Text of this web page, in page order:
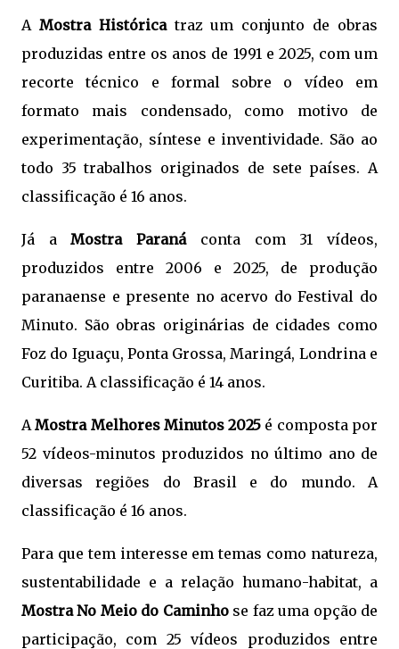
A Mostra Históricatraz um conjunto de obras
produzidas entre os anos de 1991 e 2025, com um
recorte técnico e formal sobre o vídeo em
formato mais condensado, como motivo de
experimentação, síntese e inventividade. São ao
todo 35 trabalhos originados de sete países. A
classificação é 16 anos.
Já aMostra Paranáconta com 31 vídeos,
produzidos entre 2006 e 2025, de produção
paranaense e presente no acervo do Festival do
Minuto. São obras originárias de cidades como
Foz do Iguaçu, Ponta Grossa, Maringá, Londrina e
Curitiba. A classificação é 14 anos.
A Mostra Melhores Minutos 2025 é composta por
52 vídeos-minutos produzidos no último ano de
diversas regiões do Brasil e do mundo. A
classificação é 16 anos.
Para que tem interesse em temas como natureza,
sustentabilidade e a relação humano-habitat, a
Mostra No Meio do Caminho se faz uma opção de
participação, com 25 vídeos produzidos entre